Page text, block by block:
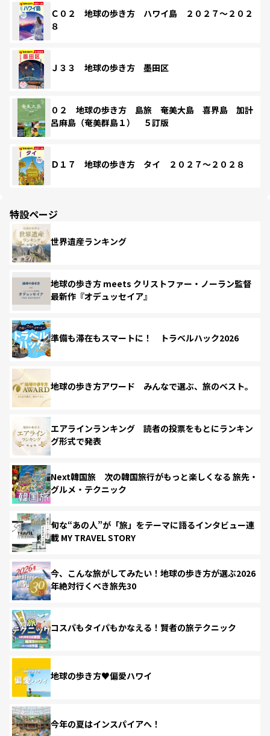
Ｃ０２ 地球の歩き方 ハワイ島 ２０２７～２０２
８
Ｊ３３ 地球の歩き方 墨田区
０２ 地球の歩き方 島旅 奄美大島 喜界島 加計
呂麻島（奄美群島１） ５訂版
Ｄ１７ 地球の歩き方 タイ ２０２７～２０２８
特設ページ
世界遺産ランキング
地球の歩き方 meets クリストファー・ノーラン監督
最新作『オデュッセイア』
準備も滞在もスマートに！ トラベルハック2026
地球の歩き方アワード みんなで選ぶ、旅のベスト。
エアラインランキング 読者の投票をもとにランキン
グ形式で発表
Next韓国旅 次の韓国旅行がもっと楽しくなる 旅先・
グルメ・テクニック
旬な“あの人”が「旅」をテーマに語るインタビュー連
載 MY TRAVEL STORY
今、こんな旅がしてみたい！地球の歩き方が選ぶ2026
年絶対行くべき旅先30
コスパもタイパもかなえる！賢者の旅テクニック
地球の歩き方♥偏愛ハワイ
今年の夏はインスパイアへ！